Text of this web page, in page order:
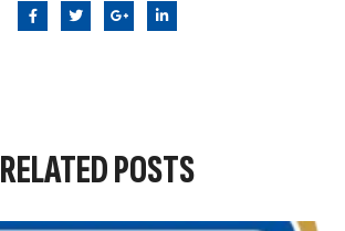
RELATEDPOSTS